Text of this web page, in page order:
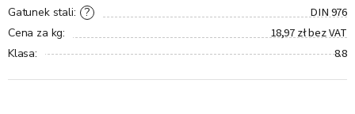
?
Gatunek stali: DIN 976
Cena za kg: 18,97 zł bez VAT
Klasa: 8.8